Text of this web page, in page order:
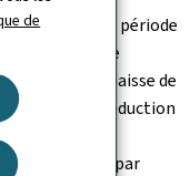
deà la même période
à afficher une
avec une baisse de
ainsi à la réduction
négative a par